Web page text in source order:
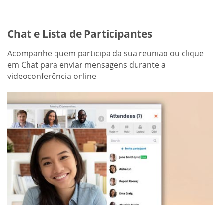
Chat e Lista de Participantes
Acompanhe quem participa da sua reunião ou clique
em Chat para enviar mensagens durante a
videoconferência online